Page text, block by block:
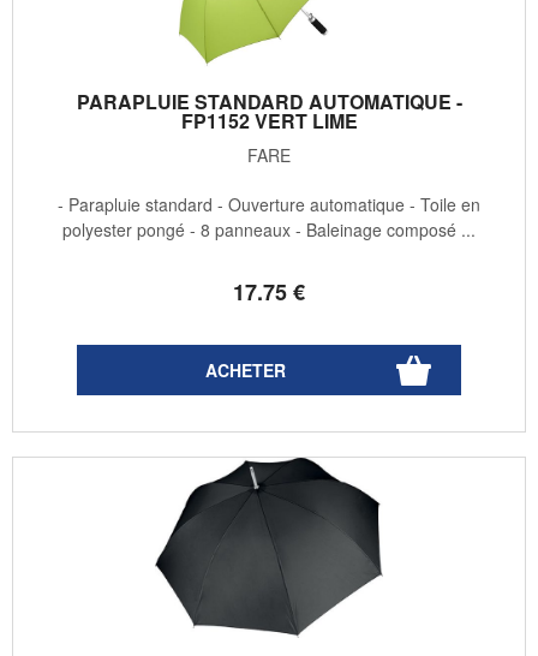
PARAPLUIE STANDARD AUTOMATIQUE -
FP1152 VERT LIME
FARE
17.75€
- Parapluie standard - Ouverture automatique - Toile en
polyester pongé - 8 panneaux - Baleinage composé ...